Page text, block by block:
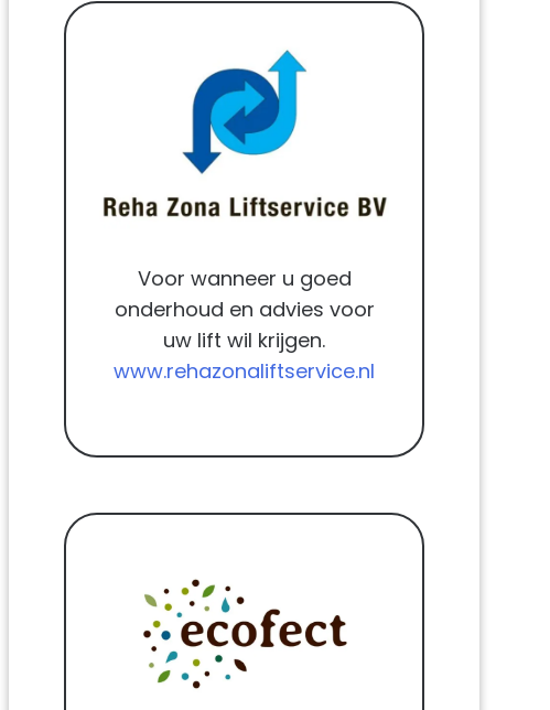
Voor wanneer u goed
onderhoud en advies voor
uw lift wil krijgen.
www.rehazonaliftservice.nl